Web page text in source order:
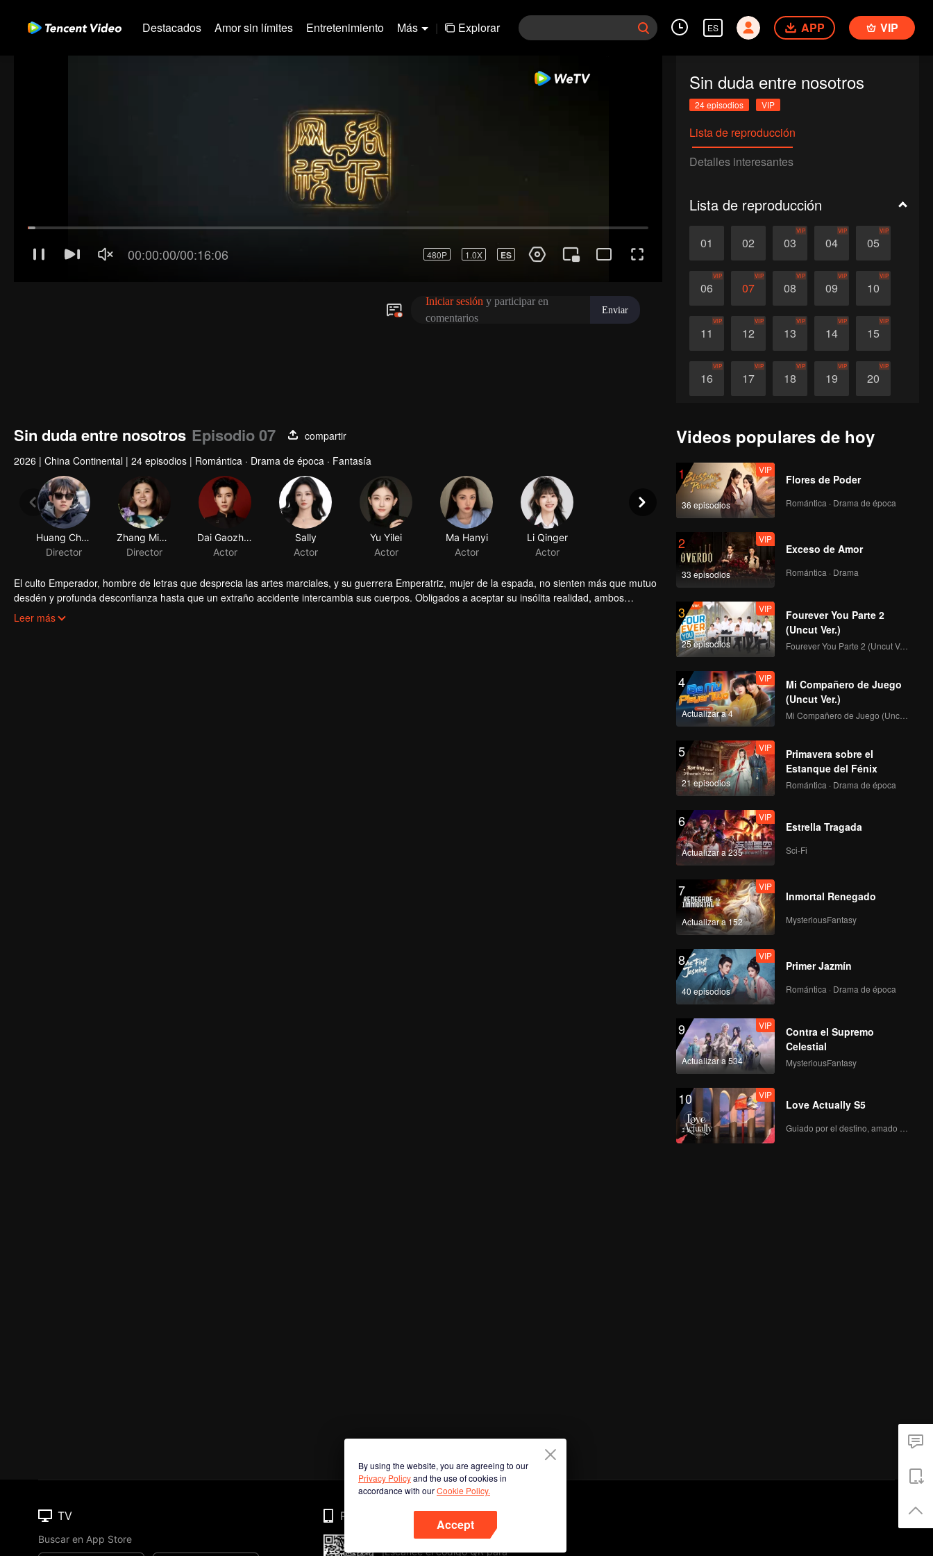
Destacados Amor sin límites Entretenimiento Más | Explorar ES APP VIP
Sin duda entre nosotros
24 episodios VIP
Lista de reproducción
Detalles interesantes
Lista de reproducción
01 02 03
VIP
04
VIP
05
VIP
06
VIP
07
VIP
08
VIP
09
VIP
10
VIP
11
VIP
12
VIP
13
VIP
14
VIP
15
VIP
16
VIP
17
VIP
18
VIP
19
VIP
20
VIP
Sin duda entre nosotros Episodio 07
compartir
2026 | China Continental | 24 episodios | Romántica · Drama de época · Fantasía
Huang Chuanze
Director
Zhang Mingzuo
Director
Dai Gaozheng
Actor
El culto Emperador, hombre de letras que desprecia las artes marciales, y su guerrera Emperatriz, mujer de la espada, no sienten más que mutuo
desdén y profunda desconfianza hasta que un extraño accidente intercambia sus cuerpos. Obligados a aceptar su insólita realidad, ambos
deberán caminar en la piel del otro. Al interpretar los roles ajenos, los malentendidos se desvanecen mientras algo inesperado echa raíces: amor y
Leer más
Videos populares de hoy
1
36 episodios
VIP
Flores de Poder
Romántica · Drama de época
2
33 episodios
VIP
Exceso de Amor
Romántica · Drama
3
25 episodios
VIP
Fourever You Parte 2
(Uncut Ver.)
Fourever You Parte 2 (Uncut Ver.)
4
Actualizar a 4
VIP
Mi Compañero de Juego
(Uncut Ver.)
Mi Compañero de Juego (Uncut Ver.)
5
21 episodios
VIP
Primavera sobre el
Estanque del Fénix
Romántica · Drama de época
6
Actualizar a 235
VIP
Estrella Tragada
Sci-Fi
7
Actualizar a 152
VIP
Inmortal Renegado
MysteriousFantasy
8
40 episodios
VIP
Primer Jazmín
Romántica · Drama de época
9
Actualizar a 534
VIP
Contra el Supremo
Celestial
MysteriousFantasy
10 VIP
Love Actually S5
By using the website, you are agreeing to our
Privacy Policyand the use of cookies in
accordance with ourCookie Policy.
Accept
TV
Buscar en App Store
Phone
¡Escanee el código QR para